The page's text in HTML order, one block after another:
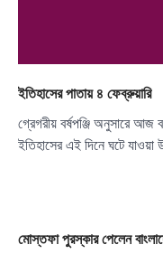
ইতিহাসের পাতায় ৪ ফেব্রুয়ারি
গ্রেগরীয় বর্ষপঞ্জি অনুসারে
ইতিহাসের এই দিনে ঘটে
মোস্তফা পুরস্কার পেলেন